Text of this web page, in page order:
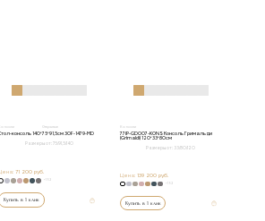
Консоли Открытые
консоль 140*75*91,5см 30F-1479-MD
Размеры от: 75/91,5/140
Цена: 71 200 руб.
+152
Купить в 1 клик
Консоли
77IP-GD007-KONS Консоль Гримальди
(Grimaldi) 120*33*80см
Размеры от: 33/80/120
Цена:139 200 руб.
+152
Купить в 1 клик